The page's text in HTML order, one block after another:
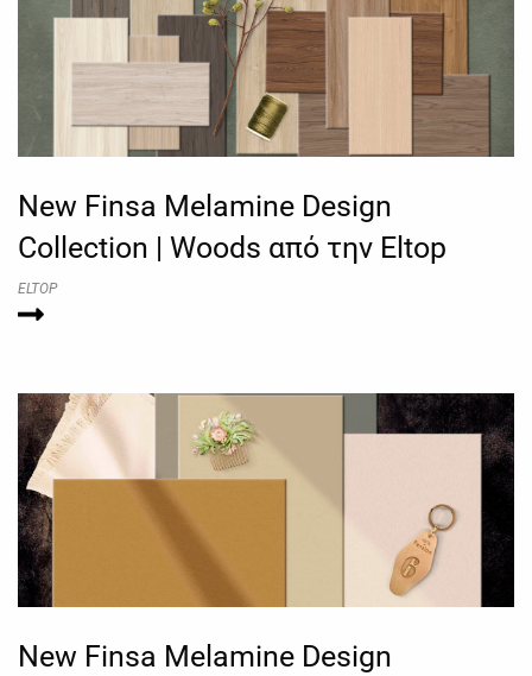
New Finsa Melamine Design
Collection | Woods από την Eltop
ELTOP
New Finsa Melamine Design